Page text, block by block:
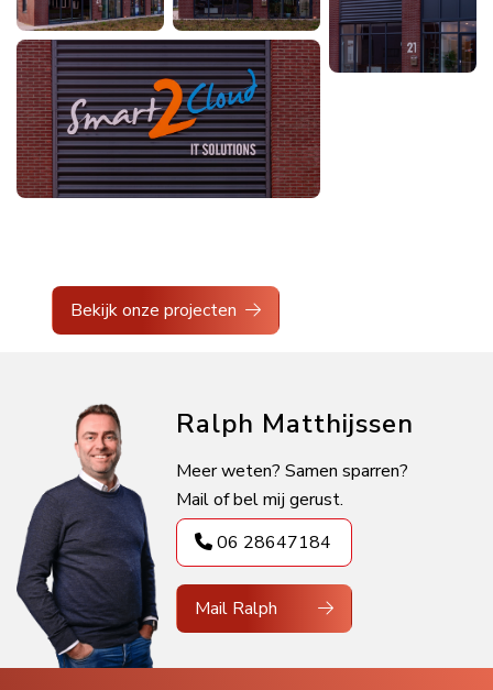
Bekijk onze projecten
Ralph Matthijssen
Meer weten? Samen sparren?
Mail of bel mij gerust.
06 28647184
Mail Ralph